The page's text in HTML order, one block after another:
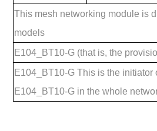
This mesh networking module is
models
E104_BT10-G (that is, the
E104_BT10-G This is the
E104_BT10-G in the whole